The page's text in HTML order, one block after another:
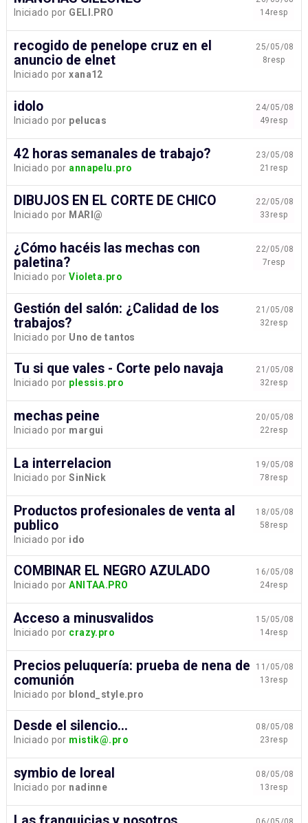
14resp
Iniciado por GELI.PRO
25/05/08
8resp
recogido de penelope cruz en el
anuncio de elnet
Iniciado porxana12
24/05/08
49resp
idolo
Iniciado por pelucas
23/05/08
21resp
42 horas semanales de trabajo?
Iniciado por annapelu.pro
22/05/08
33resp
DIBUJOS EN EL CORTE DE CHICO
Iniciado por MARI@
22/05/08
7resp
¿Cómo hacéis las mechas con
paletina?
Iniciado porVioleta.pro
21/05/08
32resp
Gestión del salón: ¿Calidad de los
trabajos?
Iniciado por Uno de tantos
21/05/08
32resp
Tu si que vales - Corte pelo navaja
Iniciado por plessis.pro
20/05/08
22resp
mechas peine
Iniciado por margui
19/05/08
78resp
La interrelacion
Iniciado porSinNick
18/05/08
58resp
Productos profesionales de venta al
publico
Iniciado por ido
16/05/08
24resp
COMBINAR EL NEGRO AZULADO
Iniciado porANITAA.PRO
15/05/08
14resp
Acceso a minusvalidos
Iniciado por crazy.pro
11/05/08
13resp
Precios peluquería: prueba de nena de
comunión
Iniciado por blond_style.pro
08/05/08
23resp
Desde el silencio...
Iniciado por mistik@.pro
08/05/08
13resp
symbio de loreal
Iniciado por nadinne